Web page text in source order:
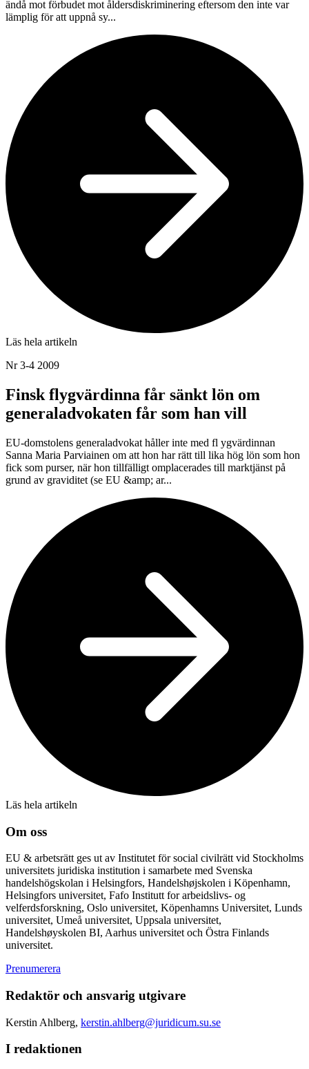
ändå mot förbudet mot åldersdiskriminering eftersom den inte var
lämplig för att uppnå sy...
Läs hela artikeln
Nr 3-4 2009
Finsk flygvärdinna får sänkt lön om
generaladvokaten får som han vill
EU-domstolens generaladvokat håller inte med fl ygvärdinnan
Sanna Maria Parviainen om att hon har rätt till lika hög lön som hon
fick som purser, när hon tillfälligt omplacerades till marktjänst på
grund av graviditet (se EU &amp; ar...
Läs hela artikeln
Om oss
EU & arbetsrätt ges ut av Institutet för social civilrätt vid Stockholms
universitets juridiska institution i samarbete med Svenska
handelshögskolan i Helsingfors, Handelshøjskolen i Köpenhamn,
Helsingfors universitet, Fafo Institutt for arbeidslivs- og
velferdsforskning, Oslo universitet, Köpenhamns Universitet, Lunds
universitet, Umeå universitet, Uppsala universitet,
Handelshøyskolen BI, Aarhus universitet och Östra Finlands
universitet.
Prenumerera
Redaktör och ansvarig utgivare
Kerstin Ahlberg, kerstin.ahlberg@juridicum.su.se
I redaktionen